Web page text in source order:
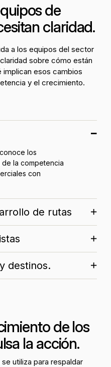
de
claridad.
a los equipos del sector
sobre cómo están
implican esos cambios
y el crecimiento.
los
la competencia
con
de rutas
destinos.
de los
la acción.
utiliza para respaldar